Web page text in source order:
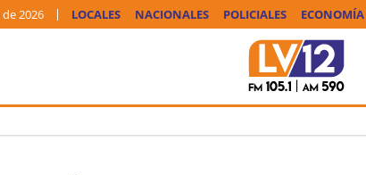
de 2026 LOCALES NACIONALES POLICIALES ECONOMÍA